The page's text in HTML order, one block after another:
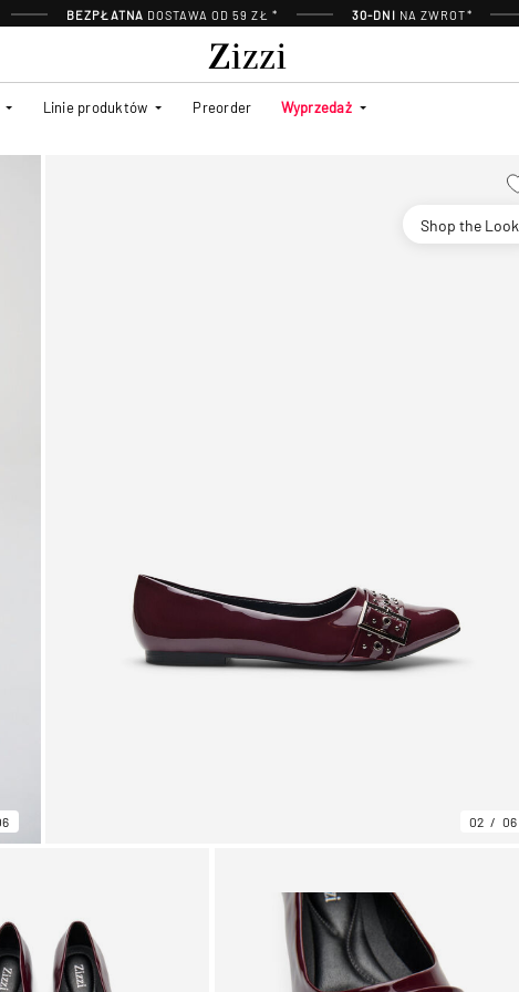
BEZPŁATNA DOSTAWA OD 59 ZŁ * 30-DNI NA ZWROT*
Linie produktów Preorder Wyprzedaż
Shop the Look
02 06